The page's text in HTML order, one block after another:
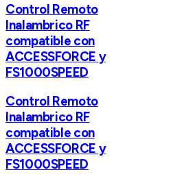
Control Remoto
Inalambrico RF
compatible con
ACCESSFORCE y
FS1000SPEED
Control Remoto
Inalambrico RF
compatible con
ACCESSFORCE y
FS1000SPEED